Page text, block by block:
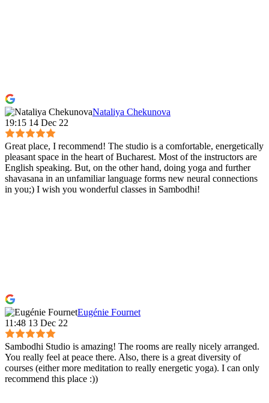
Nataliya Chekunova
19:15 14 Dec 22
Great place, I recommend! The studio is a comfortable, energetically
pleasant space in the heart of Bucharest. Most of the instructors are
English speaking. But, on the other hand, doing yoga and further
shavasana in an unfamiliar language forms new neural connections
in you;) I wish you wonderful classes in Sambodhi!
Eugénie Fournet
11:48 13 Dec 22
Sambodhi Studio is amazing! The rooms are really nicely arranged.
You really feel at peace there. Also, there is a great diversity of
courses (either more meditation to really energetic yoga). I can only
recommend this place :))